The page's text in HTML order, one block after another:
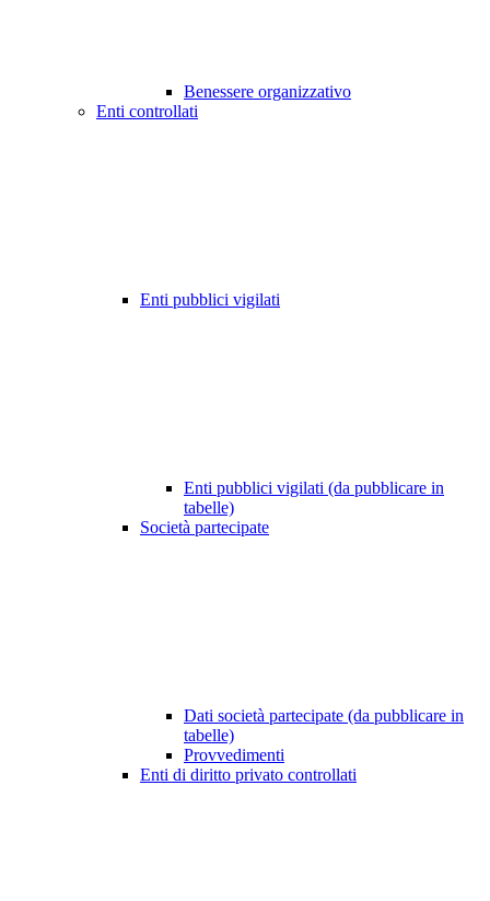
Benessere organizzativo
Enti controllati
Enti pubblici vigilati
Enti pubblici vigilati (da pubblicare in
tabelle)
Società partecipate
Dati società partecipate (da pubblicare in
tabelle)
Provvedimenti
Enti di diritto privato controllati